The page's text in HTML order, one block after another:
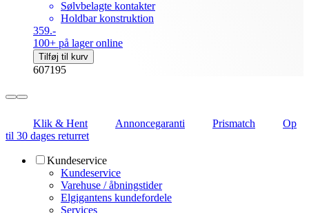
Sølvbelagte kontakter
Holdbar konstruktion
359.-
100+ på lager online
Tilføj til kurv
607195
Klik & Hent Annoncegaranti Prismatch
Op
til 30 dages returret
Kundeservice
Kundeservice
Varehuse / åbningstider
Elgigantens kundefordele
Services